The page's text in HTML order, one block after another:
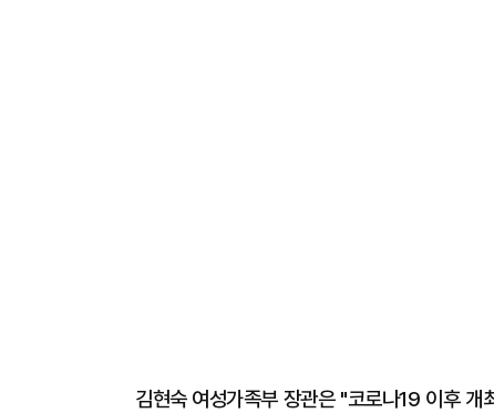
김현숙 여성가족부 장관은 "코로나19 이후 개